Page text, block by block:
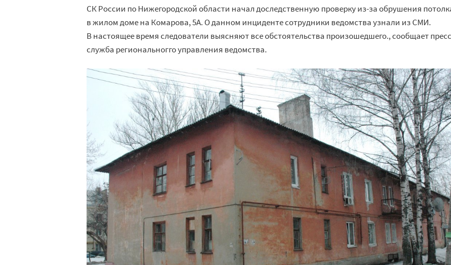
СК России по Нижегородской области начал доследственную проверку из-за обрушения
в жилом доме на Комарова, 5А. О данном инциденте сотрудники ведомства узнали из СМИ.
В настоящее время следователи выясняют все обстоятельства произошедшего., сообщает
служба региональногго управления ведомства.